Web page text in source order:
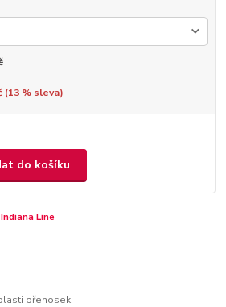
(13% sleva)
do košíku
Indiana Line
přenosek